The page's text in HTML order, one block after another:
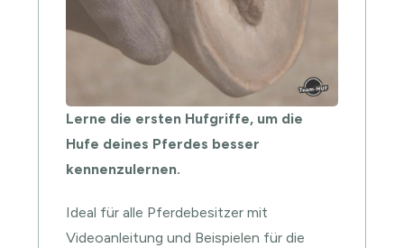
Lerne die ersten Hufgriffe, um die
Hufe deines Pferdes besser
kennenzulernen.
Ideal für alle Pferdebesitzer mit
Videoanleitung und Beispielen für die